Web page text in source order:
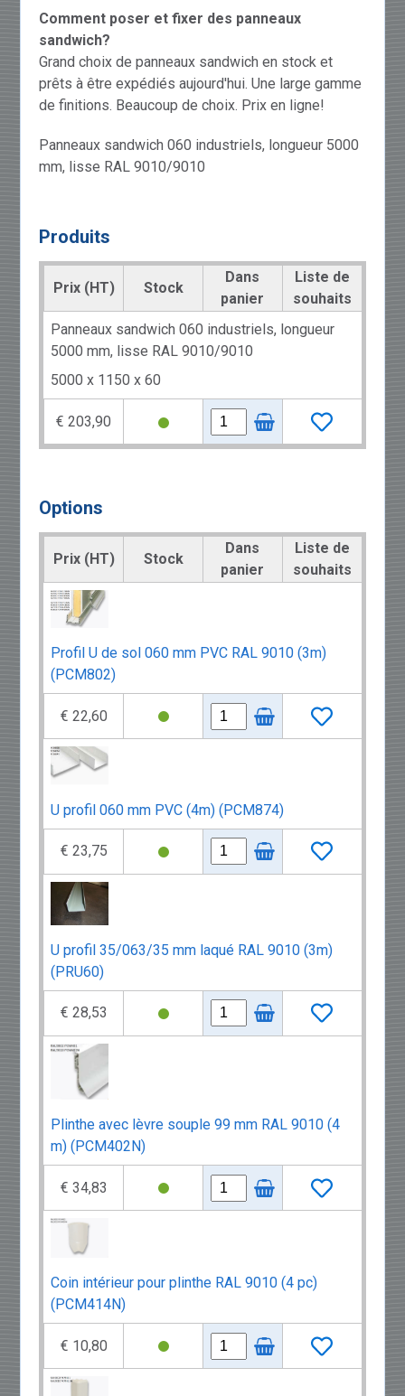
Comment poser et fixer des panneaux
sandwich?
Grand choix de panneaux sandwich en stock et
prêts à être expédiés aujourd'hui. Une large gamme
de finitions. Beaucoup de choix. Prix en ligne!
Panneaux sandwich 060 industriels, longueur 5000
mm, lisse RAL 9010/9010
Produits
Prix (HT) Stock
Dans
panier
Liste de
souhaits
Panneaux sandwich 060 industriels, longueur
5000 mm, lisse RAL 9010/9010
5000 x 1150 x 60
€ 203,90
Options
Prix (HT) Stock
Dans
panier
Liste de
souhaits
Profil U de sol 060 mm PVC RAL 9010 (3m)
(PCM802)
€ 22,60
U profil 060 mm PVC (4m) (PCM874)
€ 23,75
U profil 35/063/35 mm laqué RAL 9010 (3m)
(PRU60)
€ 28,53
Plinthe avec lèvre souple 99 mm RAL 9010 (4
m) (PCM402N)
€ 34,83
Coin intérieur pour plinthe RAL 9010 (4 pc)
(PCM414N)
€ 10,80